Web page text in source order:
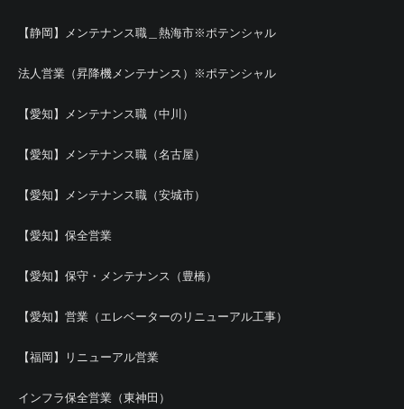
【静岡】メンテナンス職＿熱海市※ポテンシャル
法人営業（昇降機メンテナンス）※ポテンシャル
【愛知】メンテナンス職（中川）
【愛知】メンテナンス職（名古屋）
【愛知】メンテナンス職（安城市）
【愛知】保全営業
【愛知】保守・メンテナンス（豊橋）
【愛知】営業（エレベーターのリニューアル工事）
【福岡】リニューアル営業
インフラ保全営業（東神田）